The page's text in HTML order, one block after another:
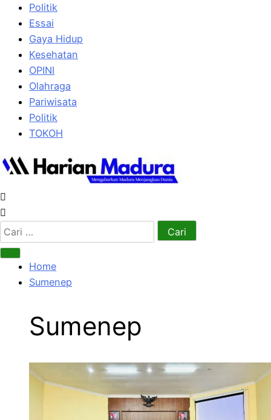
Politik
Essai
Gaya Hidup
Kesehatan
OPINI
Olahraga
Pariwisata
Politik
TOKOH
Cari
untuk:
Home
Sumenep
Sumenep